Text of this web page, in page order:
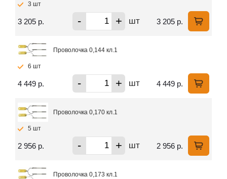
3 шт
3 205 р. - + шт 3 205 р.
Проволочка 0,144 кл.1
6 шт
4 449 р. - + шт 4 449 р.
Проволочка 0,170 кл.1
5 шт
2 956 р. - + шт 2 956 р.
Проволочка 0,173 кл.1